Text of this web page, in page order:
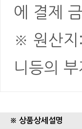
에 결제
※ 원산지
니등의
※ 상품상세설명